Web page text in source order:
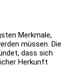
Merkmale,
müssen. Die
dass sich
Herkunft